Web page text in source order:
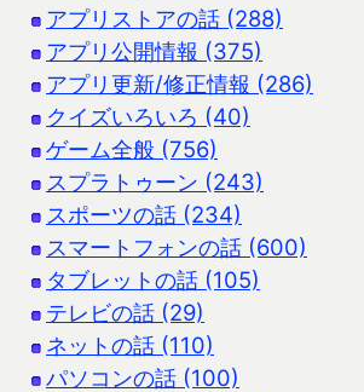
アプリストアの話 (288)
アプリ公開情報 (375)
アプリ更新/修正情報 (286)
クイズいろいろ (40)
ゲーム全般 (756)
スプラトゥーン (243)
スポーツの話 (234)
スマートフォンの話 (600)
タブレットの話 (105)
テレビの話 (29)
ネットの話 (110)
パソコンの話 (100)